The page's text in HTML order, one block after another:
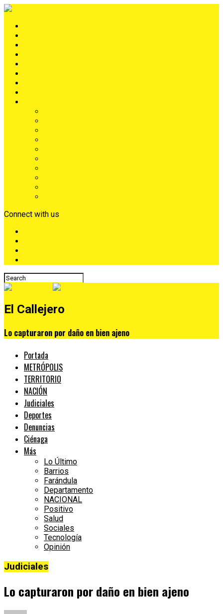
Connect with us
El Callejero
Lo capturaron por daño en bien ajeno
Portada
METRÓPOLIS
TERRITORIO
NACIÓN
Judiciales
Deportes
Denuncias
Ciénaga
Más
Lo Último
Barrios
Farándula
Departamento
NACIONAL
Positivo
Salud
Sociales
Tecnología
Opinión
Judiciales
Lo capturaron por daño en bien ajeno